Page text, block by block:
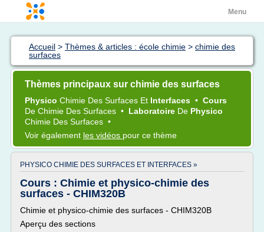
Menu
Accueil > Thèmes & articles : école chimie > chimie des
surfaces
Thèmes principaux sur chimie des surfaces
Physico Chimie Des Surfaces Et Interfaces • Cours
De Chimie Des Surfaces • Laboratoire De Physico
Chimie Des Surfaces •
Voir également les vidéos pour ce thème
PHYSICO CHIMIE DES SURFACES ET INTERFACES »
Cours : Chimie et physico-chimie des
surfaces - CHIM320B
Chimie et physico-chimie des surfaces - CHIM320B
Aperçu des sections